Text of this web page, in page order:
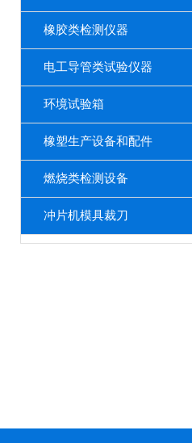
橡胶类检测仪器
电工导管类试验仪器
环境试验箱
橡塑生产设备和配件
燃烧类检测设备
冲片机模具裁刀